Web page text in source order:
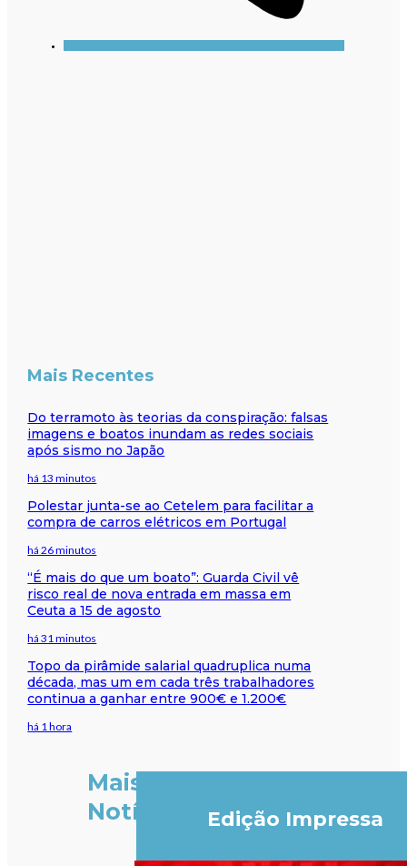
Mais Recentes
Do terramoto às teorias da conspiração: falsas
imagens e boatos inundam as redes sociais
após sismo no Japão
há 13 minutos
Polestar junta-se ao Cetelem para facilitar a
compra de carros elétricos em Portugal
há 26 minutos
“É mais do que um boato”: Guarda Civil vê
risco real de nova entrada em massa em
Ceuta a 15 de agosto
há 31 minutos
Topo da pirâmide salarial quadruplica numa
década, mas um em cada três trabalhadores
continua a ganhar entre 900€ e 1.200€
há 1 hora
Mais
Notícias
Edição Impressa